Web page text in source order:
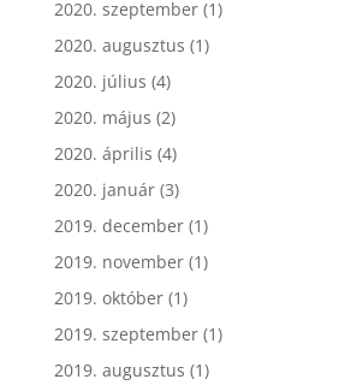
2020. szeptember(1)
2020. augusztus (1)
2020. július (4)
2020. május (2)
2020. április (4)
2020. január(3)
2019. december(1)
2019. november(1)
2019. október(1)
2019. szeptember(1)
2019. augusztus (1)